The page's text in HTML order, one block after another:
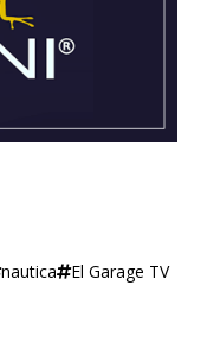
nautica El Garage TV